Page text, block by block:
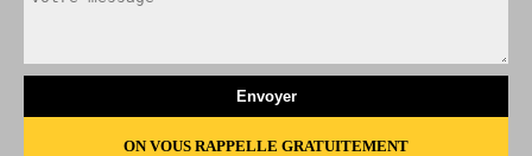
ON VOUS RAPPELLE GRATUITEMENT